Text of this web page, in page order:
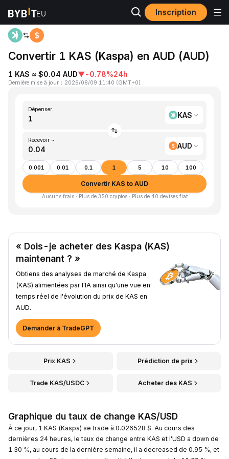
Inscription
Accueil KAS to AUD
Convertir 1 KAS (Kaspa) en AUD (AUD)
1 KAS ≈ $0.04 AUD▼-0.78%24h
Dernière mise à jour ： 2026/08/09 11:40 (GMT+0)
Dépenser
KAS
Recevoir ~
AUD
0.001 0.01 0.1 1 5 10 100
Convertir KAS to AUD
Aucuns frais · Plus de 350 cryptos · Plus de 40 devises fiat
« Dois-je acheter des Kaspa (KAS)
maintenant ? »
Obtiens des analyses de marché de Kaspa
(KAS) alimentées par l'IA ainsi qu'une vue en
temps réel de l'évolution du prix de KAS en
AUD.
Demander à TradeGPT
Prix KAS Prédiction de prix
Trade KAS/USDC Acheter des KAS
Graphique du taux de change KAS/USD
À ce jour, 1 KAS (Kaspa) se trade à 0.026528 $. Au cours des
dernières 24 heures, le taux de change entre KAS et l'USD a down de
1.30 %, au cours de la dernière semaine, il a decreased de 0.95 %, et